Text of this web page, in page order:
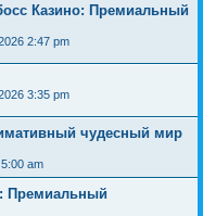
Казино: Премиальный
2:47 pm
3:35 pm
чудесный мир
am
Премиальный